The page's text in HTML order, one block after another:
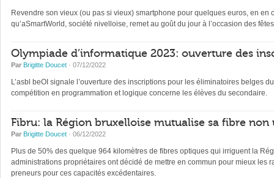
Revendre son vieux (ou pas si vieux) smartphone pour quelques euros, en
qu’aSmartWorld, société nivelloise, remet au goût du jour à l’occasion des
Olympiade d’informatique 2023: ouverture des
Par Brigitte Doucet · 07/12/2022
L’asbl beOI signale l’ouverture des inscriptions pour les éliminatoires belges
compétition en programmation et logique concerne les élèves du secondaire.
Fibru: la Région bruxelloise mutualise sa fibre non
Par Brigitte Doucet · 06/12/2022
Plus de 50% des quelque 964 kilomètres de fibres optiques qui irriguent la
administrations propriétaires ont décidé de mettre en commun pour mieux les
preneurs pour ces capacités excédentaires.